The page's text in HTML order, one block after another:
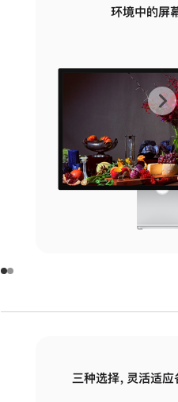
环境中的屏
上
一
张
图
面
下
一
张
图
面
三种选择，灵活适应